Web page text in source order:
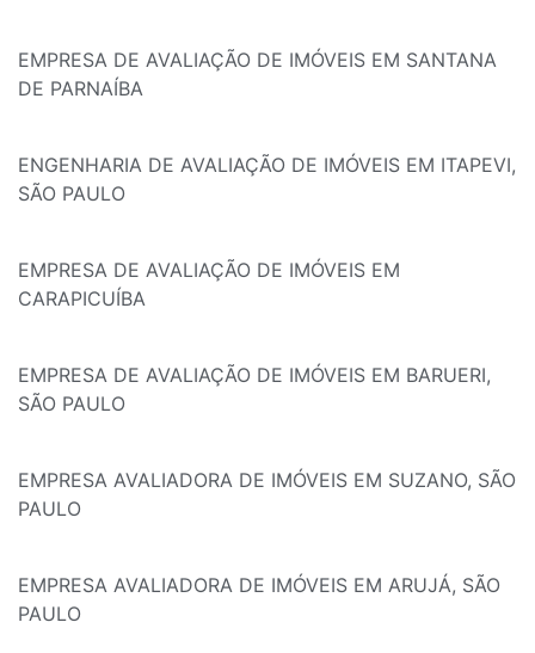
EMPRESA DE AVALIAÇÃO DE IMÓVEIS EM SANTANA
DE PARNAÍBA
ENGENHARIA DE AVALIAÇÃO DE IMÓVEIS EM ITAPEVI,
SÃO PAULO
EMPRESA DE AVALIAÇÃO DE IMÓVEIS EM
CARAPICUÍBA
EMPRESA DE AVALIAÇÃO DE IMÓVEIS EM BARUERI,
SÃO PAULO
EMPRESA AVALIADORA DE IMÓVEIS EM SUZANO, SÃO
PAULO
EMPRESA AVALIADORA DE IMÓVEIS EM ARUJÁ, SÃO
PAULO